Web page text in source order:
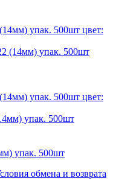
упак. 500шт цвет:
упак. 500шт цвет:
упак. 500шт
обмена и возврата